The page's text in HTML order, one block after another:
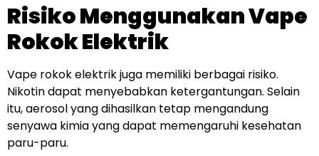
Risiko Menggunakan Vape
Rokok Elektrik
Vape rokok elektrik juga memiliki berbagai risiko.
Nikotin dapat menyebabkan ketergantungan. Selain
itu, aerosol yang dihasilkan tetap mengandung
senyawa kimia yang dapat memengaruhi kesehatan
paru-paru.